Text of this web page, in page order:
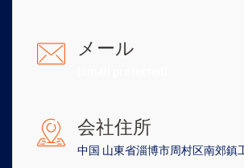
メール
会社住所
中国 山東省淄博市周村区南郊鎮